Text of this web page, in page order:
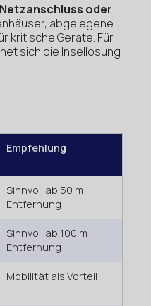
oder
abgelegene
kritische Geräte. Für
sich die Insellösung
Empfehlung
Sinnvoll ab 50 m
Entfernung
Sinnvoll ab 100 m
Entfernung
Mobilität als Vorteil